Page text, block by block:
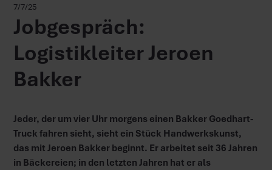
7/7/25
Jobgespräch:
Logistikleiter Jeroen
Bakker
Jeder, der um vier Uhr morgens einen Bakker Goedhart-
Truck fahren sieht, sieht ein Stück Handwerkskunst,
das mit Jeroen Bakker beginnt. Er arbeitet seit 36 Jahren
in Bäckereien; in den letzten Jahren hat er als